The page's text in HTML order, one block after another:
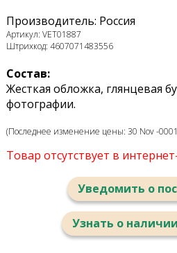
Производитель: Россия
Артикул: VET01887
Штрихкод: 4607071483556
Состав:
Жесткая обложка, глянцевая
фотографии.
(Последнее изменение цены: 30 Nov -
Товар отсутствует в
Уведомить о
Узнать о